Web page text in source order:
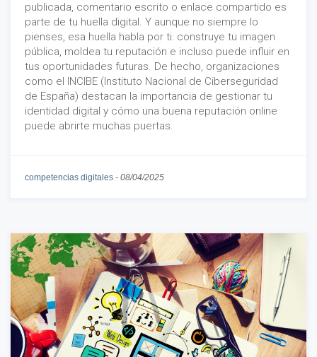
publicada, comentario escrito o enlace compartido es
parte de tu huella digital. Y aunque no siempre lo
pienses, esa huella habla por ti: construye tu imagen
pública, moldea tu reputación e incluso puede influir en
tus oportunidades futuras. De hecho, organizaciones
como el INCIBE (Instituto Nacional de Ciberseguridad
de España) destacan la importancia de gestionar tu
identidad digital y cómo una buena reputación online
puede abrirte muchas puertas.
competencias digitales - 08/04/2025